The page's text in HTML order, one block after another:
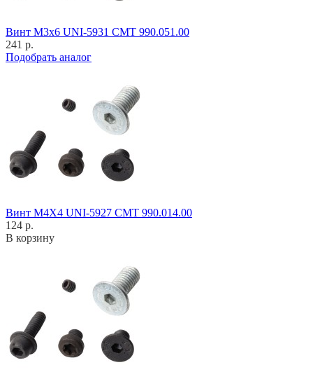
Винт M3x6 UNI-5931 CMT 990.051.00
241 р.
Подобрать аналог
Винт M4X4 UNI-5927 CMT 990.014.00
124 р.
В корзину